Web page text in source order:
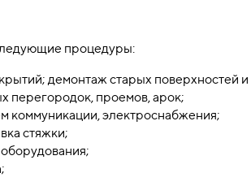
процедуры:
демонтаж старых поверхностей
перегородок, проемов, арок;
коммуникации, электроснабжения;
стяжки;